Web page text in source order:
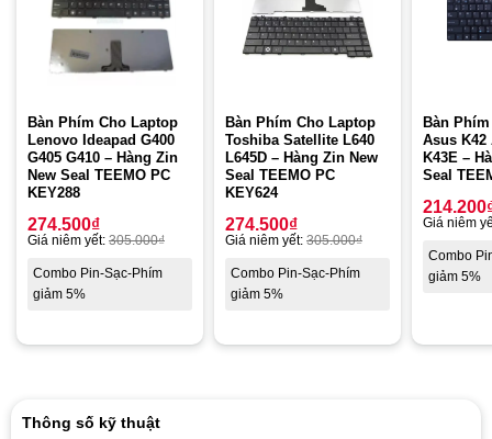
Bàn Phím Cho Laptop
Lenovo Ideapad G400
G405 G410 – Hàng Zin
New Seal TEEMO PC
KEY288
274.500₫
Giá niêm yết: 305.000₫
Combo Pin-Sạc-Phím
giảm 5%
Bàn Phím Cho Laptop
Toshiba Satellite L640
L645D – Hàng Zin New
Seal TEEMO PC
KEY624
274.500₫
Giá niêm yết: 305.000₫
Combo Pin-Sạc-Phím
giảm 5%
Bàn
Asus K42
K43E –
Seal
214.200
Giá niêm
Combo
giảm 5%
Thông số kỹ thuật